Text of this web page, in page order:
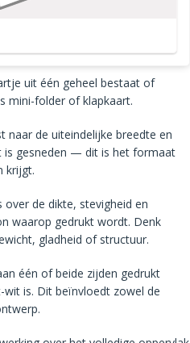
uit één geheel bestaat of
mini-folder of klapkaart.
naar de uiteindelijke breedte en
is gesneden — dit is het formaat
krijgt.
over de dikte, stevigheid en
waarop gedrukt wordt. Denk
gladheid of structuur.
één of beide zijden gedrukt
is. Dit beïnvloedt zowel de